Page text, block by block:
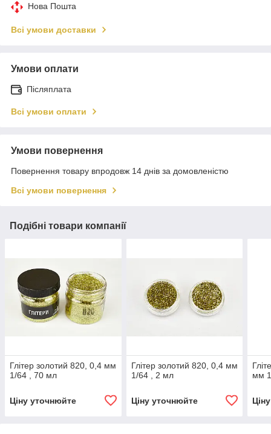
Нова Пошта
Всі умови доставки
Умови оплати
Післяплата
Всі умови оплати
Умови повернення
Повернення товару впродовж 14 днів за домовленістю
Всі умови повернення
Подібні товари компанії
Глітер золотий 820, 0,4 мм
1/64 , 70 мл
Ціну уточнюйте
Глітер золотий 820, 0,4 мм
1/64 , 2 мл
Ціну уточнюйте
мм